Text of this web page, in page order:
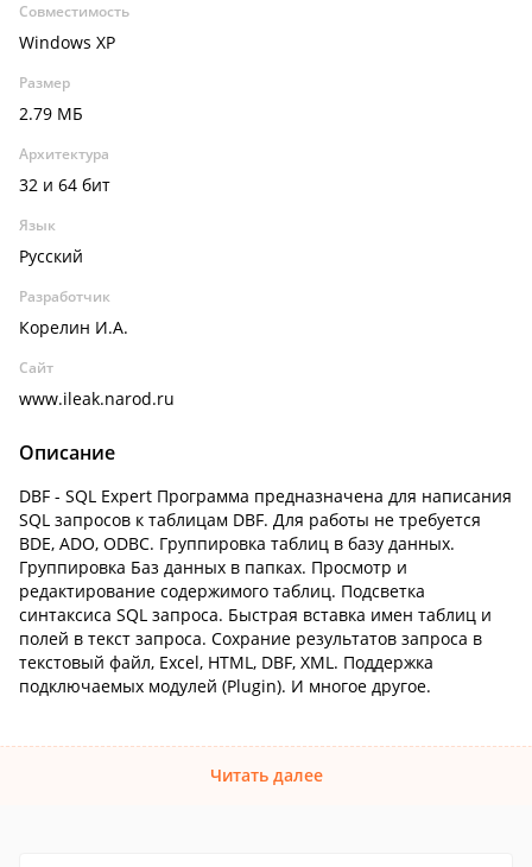
Совместимость
Windows XP
Размер
2.79 МБ
Архитектура
32 и 64 бит
Язык
Русский
Разработчик
Корелин И.А.
Сайт
www.ileak.narod.ru
Описание
DBF - SQL Expert Программа предназначена для написания
SQL запросов к таблицам DBF. Для работы не требуется
BDE, ADO, ODBC. Группировка таблиц в базу данных.
Группировка Баз данных в папках. Просмотр и
редактирование содержимого таблиц. Подсветка
синтаксиса SQL запроса. Быстрая вставка имен таблиц и
полей в текст запроса. Сохрание результатов запроса в
текстовый файл, Excel, HTML, DBF, XML. Поддержка
подключаемых модулей (Plugin). И многое другое.
Читать далее